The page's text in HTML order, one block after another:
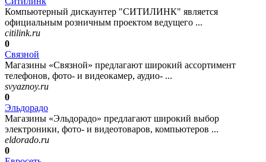
Компьютерный дискаунтер "СИТИЛИНК" является
официальным розничным проектом ведущего ...
citilink.ru
0
Связной
Магазины «Связной» предлагают широкий ассортимент
телефонов, фото- и видеокамер, аудио- ...
svyaznoy.ru
0
Эльдорадо
Магазины «Эльдорадо» предлагают широкий выбор
электроники, фото- и видеотоваров, компьютеров ...
eldorado.ru
0